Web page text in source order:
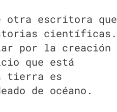
otra escritora que
científicas.
por la creación
que está
tierra es
de océano.